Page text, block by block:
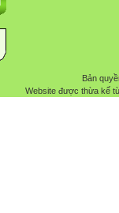
Bản
Website được thừa kế